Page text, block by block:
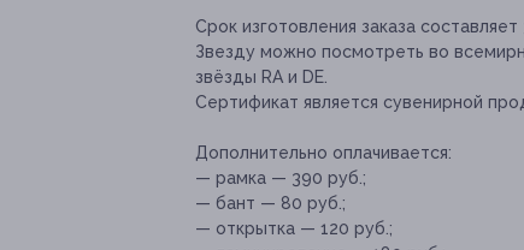
Срок изготовления заказа составляет
Звезду можно посмотреть во
звёзды RA и DE.
Сертификат является сувенирной
Дополнительно оплачивается:
— рамка — 390 руб.;
— бант — 80 руб.;
— открытка — 120 руб.;